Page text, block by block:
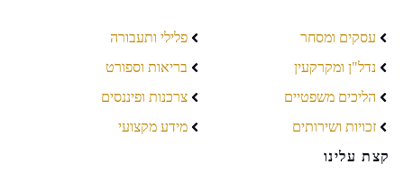
עסקים ומסחר
נדל"ן ומקרקעין
הליכים משפטיים
זכויות ושירותים
פלילי ותעבורה
בריאות וספורט
צרכנות ופיננסים
מידע מקצועי
קצת עלינו